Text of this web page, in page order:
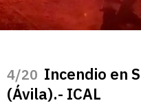
/20 Incendio en
(Ávila).- ICAL